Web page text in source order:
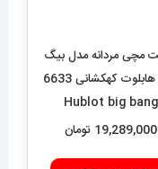
افزودن به سبد خرید